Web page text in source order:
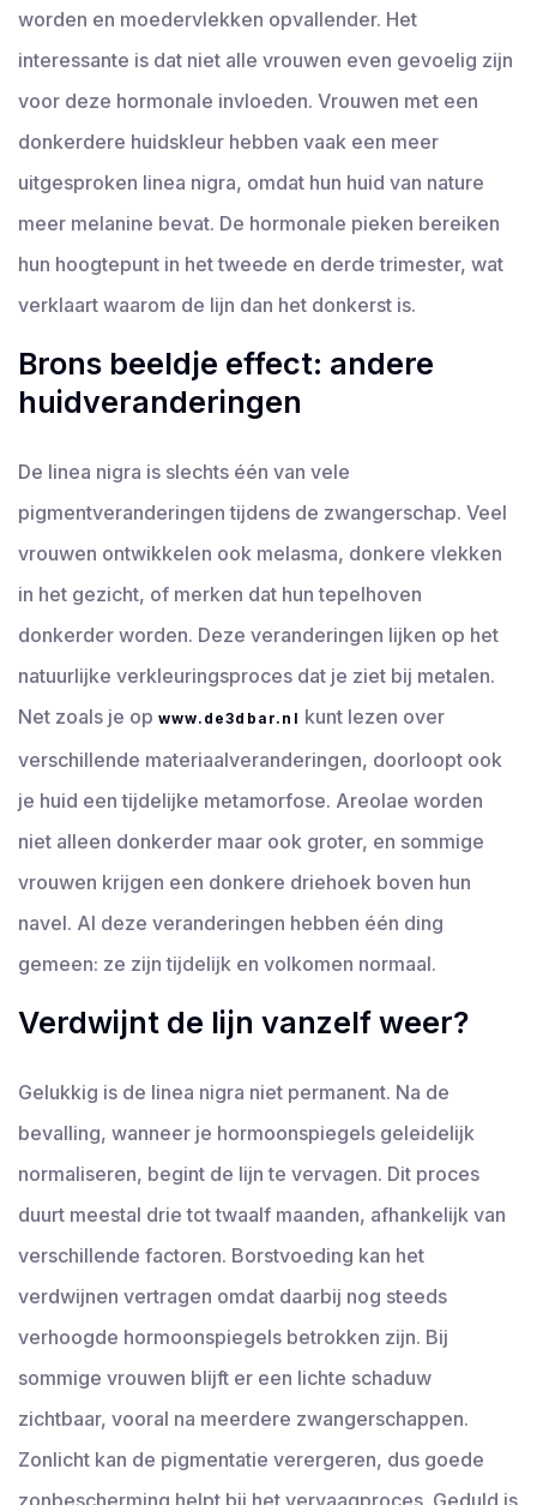
worden en moedervlekken opvallender. Het
interessante is dat niet alle vrouwen even gevoelig zijn
voor deze hormonale invloeden. Vrouwen met een
donkerdere huidskleur hebben vaak een meer
uitgesproken linea nigra, omdat hun huid van nature
meer melanine bevat. De hormonale pieken bereiken
hun hoogtepunt in het tweede en derde trimester, wat
verklaart waarom de lijn dan het donkerst is.
Brons beeldje effect: andere
huidveranderingen
De linea nigra is slechts één van vele
pigmentveranderingen tijdens de zwangerschap. Veel
vrouwen ontwikkelen ook melasma, donkere vlekken
in het gezicht, of merken dat hun tepelhoven
donkerder worden. Deze veranderingen lijken op het
natuurlijke verkleuringsproces dat je ziet bij metalen.
Net zoals je op www.de3dbar.nl kunt lezen over
verschillende materiaalveranderingen, doorloopt ook
je huid een tijdelijke metamorfose. Areolae worden
niet alleen donkerder maar ook groter, en sommige
vrouwen krijgen een donkere driehoek boven hun
navel. Al deze veranderingen hebben één ding
gemeen: ze zijn tijdelijk en volkomen normaal.
Verdwijnt de lijn vanzelf weer?
Gelukkig is de linea nigra niet permanent. Na de
bevalling, wanneer je hormoonspiegels geleidelijk
normaliseren, begint de lijn te vervagen. Dit proces
duurt meestal drie tot twaalf maanden, afhankelijk van
verschillende factoren. Borstvoeding kan het
verdwijnen vertragen omdat daarbij nog steeds
verhoogde hormoonspiegels betrokken zijn. Bij
sommige vrouwen blijft er een lichte schaduw
zichtbaar, vooral na meerdere zwangerschappen.
Zonlicht kan de pigmentatie verergeren, dus goede
zonbescherming helpt bij het vervaagproces. Geduld is